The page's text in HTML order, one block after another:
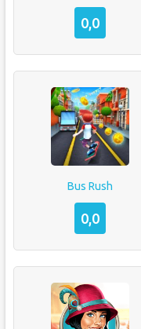
0,0
Bus Rush
0,0